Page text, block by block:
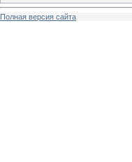
Полная версия сайта